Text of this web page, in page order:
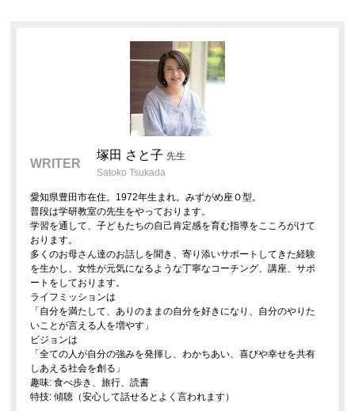
WRITER
塚田 さと子 先生
Satoko Tsukada
愛知県豊田市在住。1972年生まれ。みずがめ座Ｏ型。
普段は学研教室の先生をやっております。
学習を通して、子どもたちの自己肯定感を育む指導をこころがけて
おります。
多くのお母さん達のお話しを聞き、寄り添いサポートしてきた経験
を生かし、女性が元気になるような丁寧なコーチング、講座、サポ
ートをしております。
ライフミッションは
「自分を満たして、ありのままの自分を好きになり、自分のやりた
いことが言える人を増やす」
ビジョンは
「全ての人が自分の強みを発揮し、わかちあい、喜びや幸せを共有
しあえる社会を創る」
趣味: 食べ歩き、旅行、読書
特技: 傾聴（安心して話せるとよく言われます）